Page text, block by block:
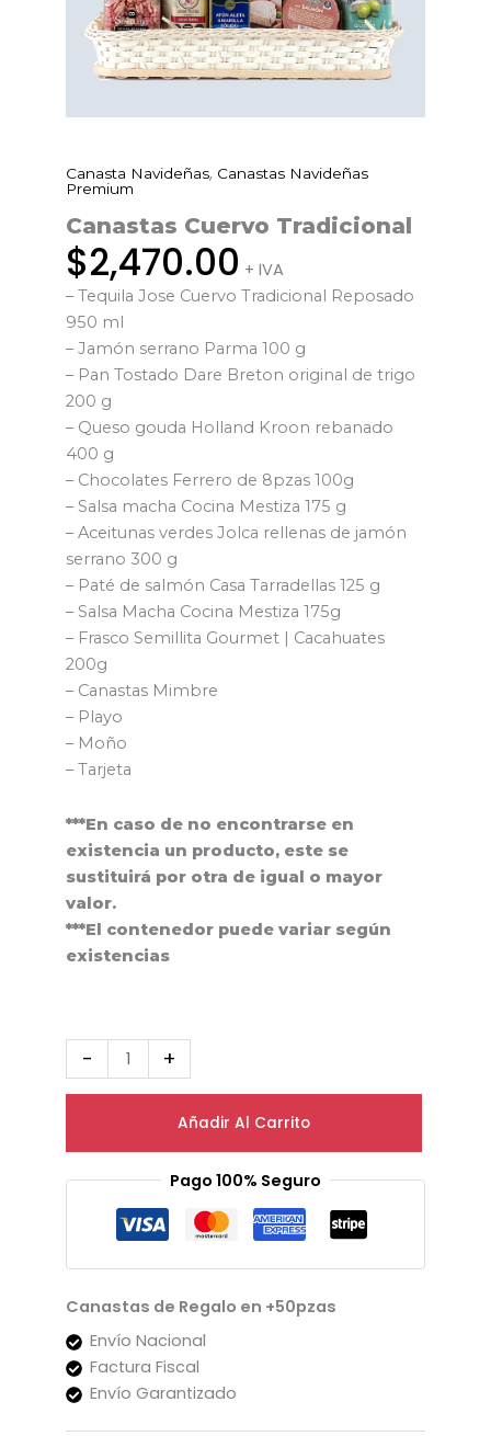
Canasta Navideñas, Canastas Navideñas
Premium
Canastas Cuervo Tradicional
$2,470.00 + IVA
– Tequila Jose Cuervo Tradicional Reposado
950 ml
– Jamón serrano Parma 100 g
– Pan Tostado Dare Breton original de trigo
200 g
– Queso gouda Holland Kroon rebanado
400 g
– Chocolates Ferrero de 8pzas 100g
– Salsa macha Cocina Mestiza 175 g
– Aceitunas verdes Jolca rellenas de jamón
serrano 300 g
– Paté de salmón Casa Tarradellas 125 g
– Salsa Macha Cocina Mestiza 175g
– Frasco Semillita Gourmet | Cacahuates
200g
– Canastas Mimbre
– Playo
– Moño
– Tarjeta
***En caso de no encontrarse en
existencia un producto, este se
sustituirá por otra de igual o mayor
valor.
***El contenedor puede variar según
existencias
-
Canastas
Tradicional
cantidad
+
Añadir Al Carrito
Pago 100% Seguro
Canastas de Regalo en +50pzas
Envío Nacional
Factura Fiscal
Envío Garantizado